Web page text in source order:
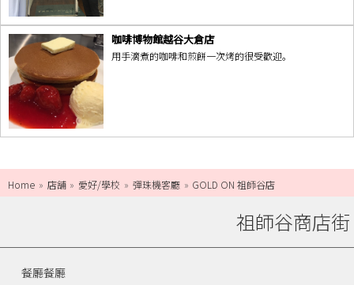
咖啡博物館越谷大倉店
用手滴煮的咖啡和煎餅一次烤的很受歡迎。
Home 店舗 愛好/學校 彈珠機客廳 GOLD ON 祖師谷店
祖師谷商店街
餐廳餐廳